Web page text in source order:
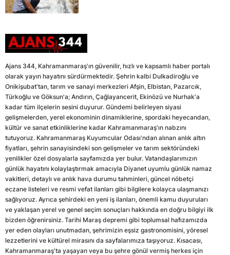
Ajans 344, Kahramanmaraş'ın güvenilir, hızlı ve kapsamlı haber portalı
olarak yayın hayatını sürdürmektedir. Şehrin kalbi Dulkadiroğlu ve
Onikişubat'tan, tarım ve sanayi merkezleri Afşin, Elbistan, Pazarcık,
Türkoğlu ve Göksun'a; Andırın, Çağlayancerit, Ekinözü ve Nurhak'a
kadar tüm ilçelerin sesini duyurur. Gündemi belirleyen siyasi
gelişmelerden, yerel ekonominin dinamiklerine, spordaki heyecandan,
kültür ve sanat etkinliklerine kadar Kahramanmaraş'ın nabzını
tutuyoruz. Kahramanmaraş Kuyumcular Odası'ndan alınan anlık altın
fiyatları, şehrin sanayisindeki son gelişmeler ve tarım sektöründeki
yenilikler özel dosyalarla sayfamızda yer bulur. Vatandaşlarımızın
günlük hayatını kolaylaştırmak amacıyla Diyanet uyumlu günlük namaz
vakitleri, detaylı ve anlık hava durumu tahminleri, güncel nöbetçi
eczane listeleri ve resmi vefat ilanları gibi bilgilere kolayca ulaşmanızı
sağlıyoruz. Ayrıca şehirdeki en yeni iş ilanları, önemli kamu duyuruları
ve yaklaşan yerel ve genel seçim sonuçları hakkında en doğru bilgiyi ilk
bizden öğrenirsiniz. Tarihi Maraş depremi gibi toplumsal hafızamızda
yer eden olayları unutmadan, şehrimizin eşsiz gastronomisini, yöresel
lezzetlerini ve kültürel mirasını da sayfalarımıza taşıyoruz. Kısacası,
Kahramanmaraş'ta yaşayan veya bu şehre gönül vermiş herkes için